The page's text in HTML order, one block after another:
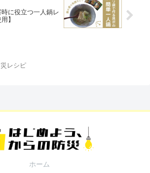
時に役立つ一人鍋レ
】
災レシピ
ホーム